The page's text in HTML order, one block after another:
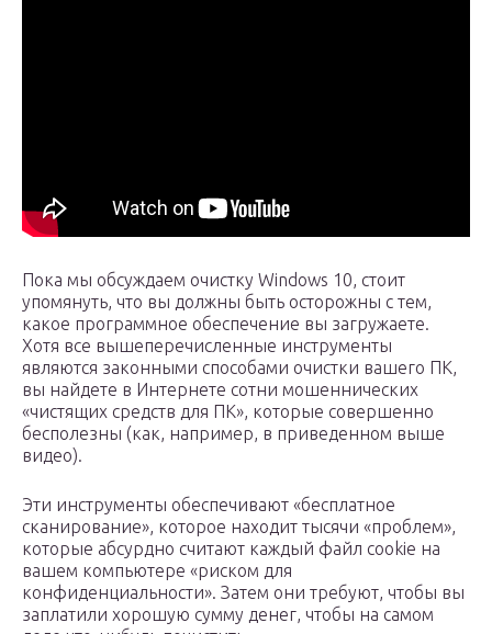
Пока мы обсуждаем очистку Windows 10, стоит
упомянуть, что вы должны быть осторожны с тем,
какое программное обеспечение вы загружаете.
Хотя все вышеперечисленные инструменты
являются законными способами очистки вашего ПК,
вы найдете в Интернете сотни мошеннических
«чистящих средств для ПК», которые совершенно
бесполезны (как, например, в приведенном выше
видео).
Эти инструменты обеспечивают «бесплатное
сканирование», которое находит тысячи «проблем»,
которые абсурдно считают каждый файл cookie на
вашем компьютере «риском для
конфиденциальности». Затем они требуют, чтобы вы
заплатили хорошую сумму денег, чтобы на самом